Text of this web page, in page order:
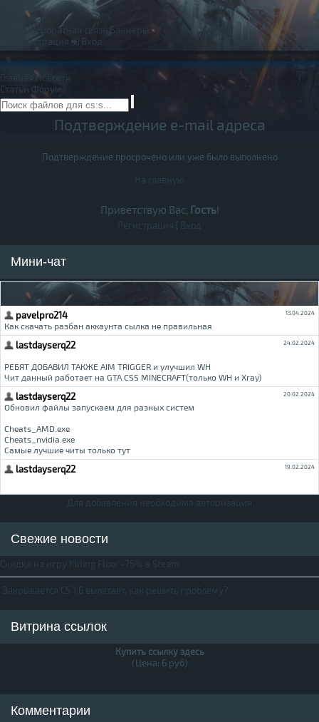
Обратная связь
Баннеры
Регистрация
Вход
Главная
Новости
Статьи Форум
Подтверждение e-mail адреса
Подтверждение просрочено или уже было выполнено
Приветствую Вас, Гость!
Мини-чат
Свежие новости
Витрина ссылок
Купить ссылку здесь
(Цена: 6 руб)
Комментарии